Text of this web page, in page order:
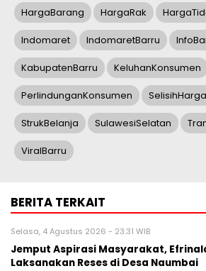
HargaBarang HargaRak
Indomaret IndomaretBarru
KabupatenBarru KeluhanKonsumen
PerlindunganKonsumen SelisihHarga
StrukBelanja SulawesiSelatan
ViralBarru
BERITA TERKAIT
Selasa, 4 Agustus 2026 - 23:31 WIB
Jemput Aspirasi Masyarakat,
Laksanakan Reses di Desa Naumbai